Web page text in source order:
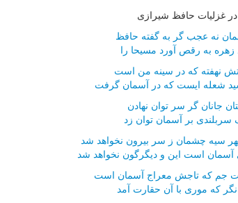
غزلیات حافظ شیرازی
نه عجب گر به گفته حافظ
به رقص آورد مسیحا را
نهفته که در سینه من است
شعله ایست که در آسمان گرفت
جانان گر سر توان نهادن
سربلندی بر آسمان توان زد
سیه چشمان ز سر بیرون نخواهد شد
است این و دیگرگون نخواهد شد
جم که تاجش معراج آسمان است
که موری با آن حقارت آمد